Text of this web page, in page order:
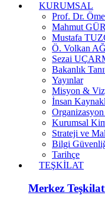
KURUMSAL
Prof. Dr.
Mahmut
Mustafa
Ö. Volkan
Sezai
Bakanlık
Yayınlar
Misyon &
İnsan
Organizasyon
Kurumsal
Strateji ve
Bilgi
Tarihçe
TEŞKİLAT
Merkez